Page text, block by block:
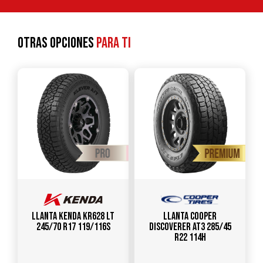
Otras opcionespara ti
Llanta KENDA KR628 LT
245/70 R17 119/116S
Llanta COOPER
DISCOVERER AT3 285/45
R22 114H